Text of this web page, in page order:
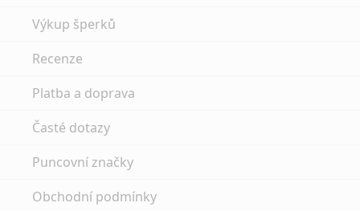
Výkup šperků
Recenze
Platba a doprava
Časté dotazy
Puncovní značky
Obchodní podmínky